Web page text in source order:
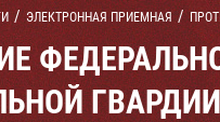
ЭЛЕКТРОННАЯ ПРИЕМНАЯ